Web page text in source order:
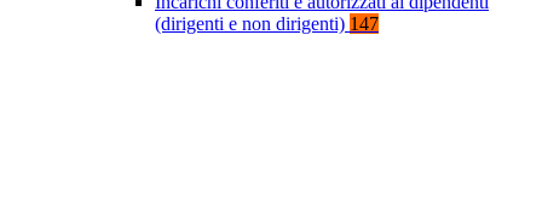
(dirigenti e non dirigenti) 147